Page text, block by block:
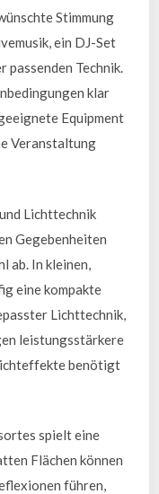
Stimmung
ein DJ-Set
passenden Technik.
klar
Equipment
Veranstaltung
Lichttechnik
Gegebenheiten
ab. In kleinen,
eine kompakte
Lichttechnik,
leistungsstärkere
benötigt
spielt eine
Flächen können
führen,